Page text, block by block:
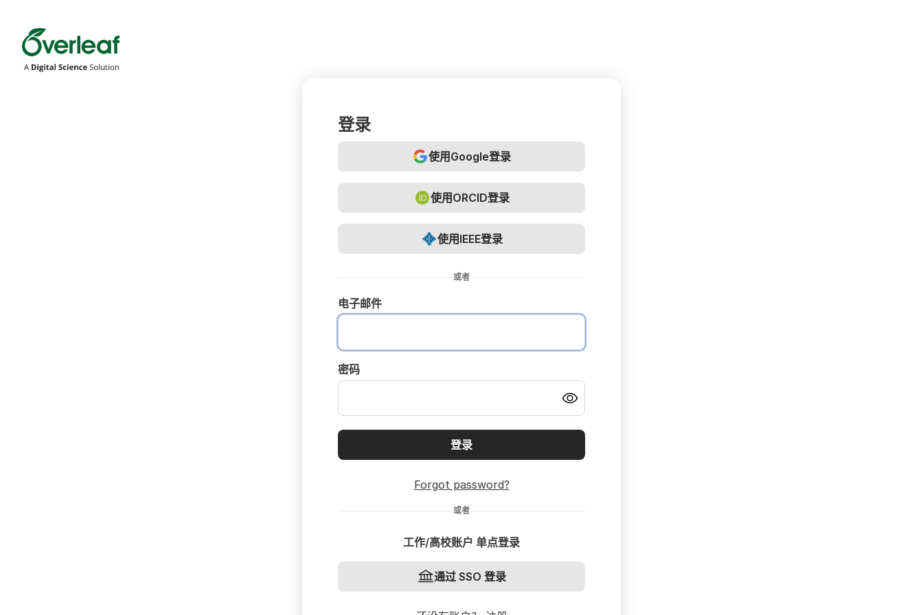
Overleaf
登录
使用Google登录
使用ORCID登录
使用IEEE登录
或者
电子邮件
密码
登录
Forgot password?
或者
工作/高校账户 单点登录
通过 SSO 登录